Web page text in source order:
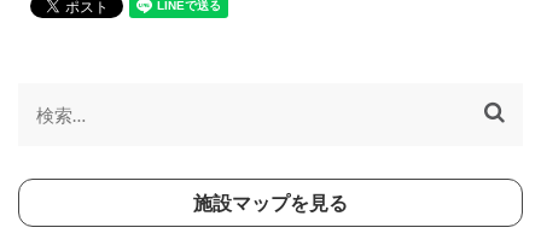
検
施設マップを見る